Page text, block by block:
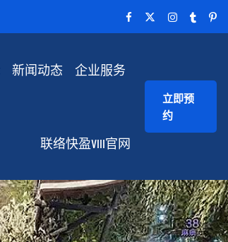
新闻动态 企业服务
联络快盈VIII官网
立即预
约